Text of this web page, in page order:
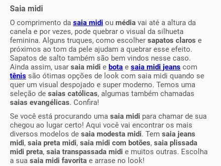
Saia midi
O comprimento da saia midi ou média vai até a altura da
canela e por vezes, pode quebrar o visual da silhueta
feminina. Alguns truques, como escolher sapatos claros e
próximos ao tom da pele ajudam a quebrar esse efeito.
Sapatos de salto também são bem vindos nesse caso.
Ainda assim, usar saia midi e bota e saia midi jeans com
tênis são ótimas opções de look com saia midi quando se
quer um visual despojado e super moderno. Temos uma
seleção de saias católicas, algumas também chamadas
saias evangélicas. Confira!
Se você está procurando uma saia midi para chamar de sua
chegou ao lugar certo! Aqui você vai encontrar os mais
diversos modelos de saia modesta midi. Tem saia jeans
midi, saia preta midi, saia midi com botões, saia plissada
midi preta, saia transpassada midi e muitos outras. Escolha
a sua saia midi favorita e arrase no look!